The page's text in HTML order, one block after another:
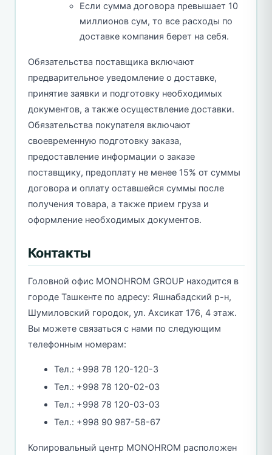
Если сумма договора превышает 10
миллионов сум, то все расходы по
доставке компания берет на себя.
Обязательства поставщика включают
предварительное уведомление о доставке,
принятие заявки и подготовку необходимых
документов, а также осуществление доставки.
Обязательства покупателя включают
своевременную подготовку заказа,
предоставление информации о заказе
поставщику, предоплату не менее 15% от суммы
договора и оплату оставшейся суммы после
получения товара, а также прием груза и
оформление необходимых документов.
Контакты
Головной офис MONOHROM GROUP находится в
городе Ташкенте по адресу: Яшнабадский р-н,
Шумиловский городок, ул. Ахсикат 176, 4 этаж.
Вы можете связаться с нами по следующим
телефонным номерам:
Тел.: +998 78 120-120-3
Тел.: +998 78 120-02-03
Тел.: +998 78 120-03-03
Тел.: +998 90 987-58-67
Копировальный центр MONOHROM расположен